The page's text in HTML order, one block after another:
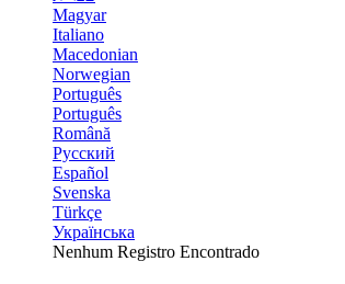
Magyar
Italiano
Macedonian
Norwegian
Português
Português
Română
Русский
Español
Svenska
Türkçe
Українська
Nenhum Registro Encontrado